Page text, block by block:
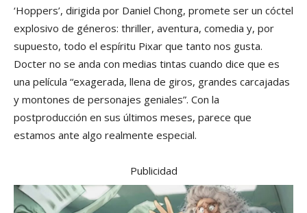
‘Hoppers’, dirigida por Daniel Chong, promete ser un cóctel
explosivo de géneros: thriller, aventura, comedia y, por
supuesto, todo el espíritu Pixar que tanto nos gusta.
Docter no se anda con medias tintas cuando dice que es
una película “exagerada, llena de giros, grandes carcajadas
y montones de personajes geniales”. Con la
postproducción en sus últimos meses, parece que
estamos ante algo realmente especial.
Publicidad